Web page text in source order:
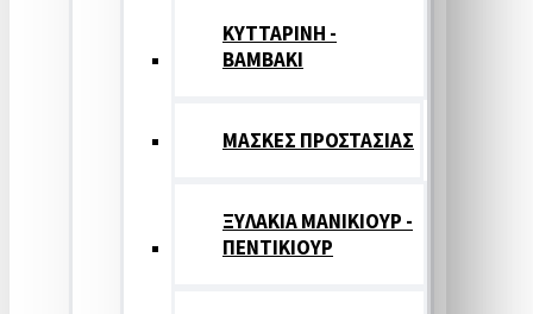
ΚΥΤΤΑΡΙΝΗ -
ΒΑΜΒΑΚΙ
ΜΑΣΚΕΣ ΠΡΟΣΤΑΣΙΑΣ
ΞΥΛΑΚΙΑ ΜΑΝΙΚΙΟΥΡ -
ΠΕΝΤΙΚΙΟΥΡ